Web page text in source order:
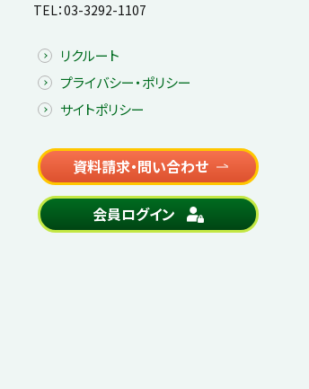
TEL：03-3292-1107
リクルート
プライバシー・ポリシー
サイトポリシー
資料請求・問い合わせ
会員ログイン